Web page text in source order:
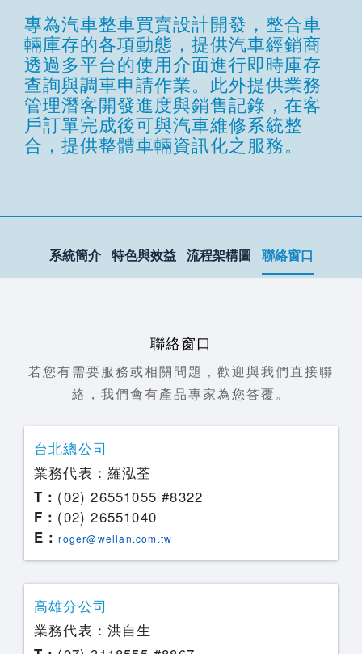
專為汽車整車買賣設計開發，整合車
輛庫存的各項動態，提供汽車經銷商
透過多平台的使用介面進行即時庫存
查詢與調車申請作業。此外提供業務
管理潛客開發進度與銷售記錄，在客
戶訂單完成後可與汽車維修系統整
合，提供整體車輛資訊化之服務。
系統簡介 特色與效益 流程架構圖 聯絡窗口
聯絡窗口
若您有需要服務或相關問題，歡迎與我們直接聯
絡，我們會有產品專家為您答覆。
台北總公司
業務代表：羅泓荃
T： (02) 26551055 #8322
F： (02) 26551040
E：roger@wellan.com.tw
高雄分公司
業務代表：洪自生